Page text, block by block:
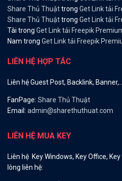
Share Thủ Thuậttrong Get Link tải
Share Thủ Thuậttrong Get Link tải
Tài trong Get Link tải Freepik
Nam trong Get Link tải Freepik
LIÊN HỆ HỢP TÁC
Liên hệ Guest Post, Backlink,
FanPage: Share Thủ Thuật
Email: admin@sharethuthuat.com
LIÊN HỆ MUA KEY
Liên hệ Key Windows, Key Office,
lòng liên hệ: